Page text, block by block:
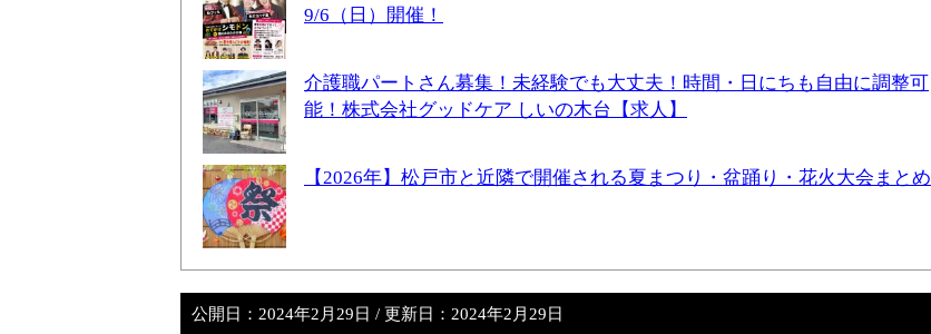
9/6（日）開催！
介護職パートさん募集！未経験でも大丈夫！時間・日にちも自由に調整可
能！株式会社グッドケア しいの木台【求人】
【2026年】松戸市と近隣で開催される夏まつり・盆踊り・花火大会まとめ
公開日： 2024年2月29日 / 更新日： 2024年2月29日